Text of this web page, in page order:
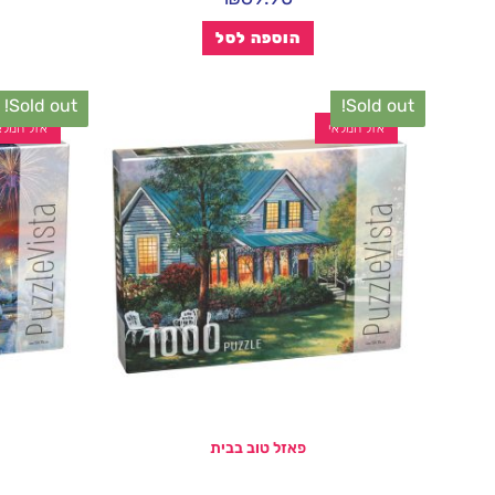
הוספה לסל
Sold out!
אזל המלאי
פאזל טוב בבית
Sold out!
אזל